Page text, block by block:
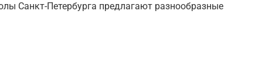
Санкт-Петербурга предлагают разнообразные